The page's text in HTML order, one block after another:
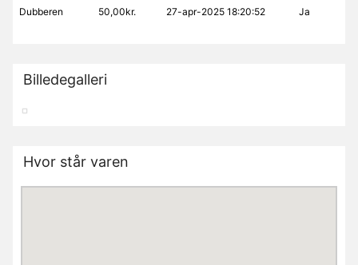
Dubberen 50,00kr. 27-apr-2025 18:20:52 Ja
Billedegalleri
Hvor står varen